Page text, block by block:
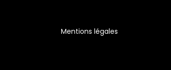
Mentions légales